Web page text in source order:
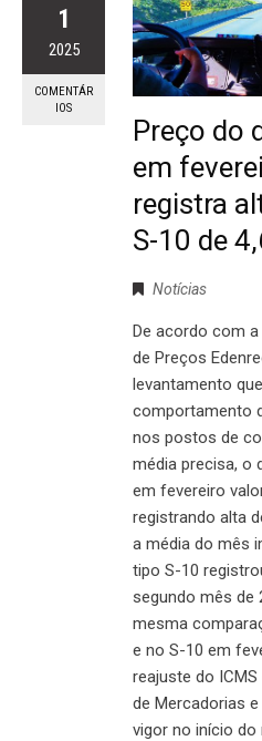
1
2025
COMENTÁR
IOS
Preço do
em
registra
S-10 de
Notícias
De acordo com
de Preços
levantamento
comportamento
nos postos de
média precisa, o
em fevereiro
registrando alta
a média do mês
tipo S-10
segundo mês de
mesma
e no S-10 em
reajuste do
de Mercadorias
vigor no início do